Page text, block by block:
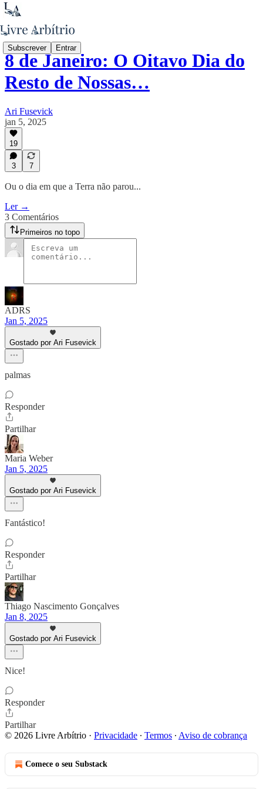
Subscrever Entrar
8 de Janeiro: O Oitavo Dia do
Resto de Nossas…
Ari Fusevick
jan 5, 2025
19
3 7
Ou o dia em que a Terra não parou...
Ler →
3 Comentários
Primeiros no topo
ADRS
Jan 5, 2025
Gostado por Ari Fusevick
palmas
Responder
Partilhar
Maria Weber
Jan 5, 2025
Gostado por Ari Fusevick
Fantástico!
Responder
Partilhar
Thiago Nascimento Gonçalves
Jan 8, 2025
Gostado por Ari Fusevick
Nice!
Responder
Partilhar
© 2026 Livre Arbítrio · Privacidade ∙ Termos ∙ Aviso de cobrança
Comece o seu Substack